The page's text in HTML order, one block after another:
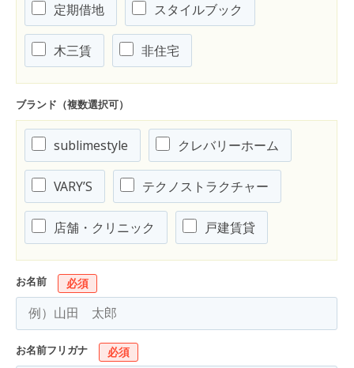
定期借地 スタイルブック
木三賃 非住宅
ブランド（複数選択可）
sublimestyle クレバリーホーム
VARY’S テクノストラクチャー
店舗・クリニック 戸建賃貸
お名前 必須
お名前フリガナ 必須